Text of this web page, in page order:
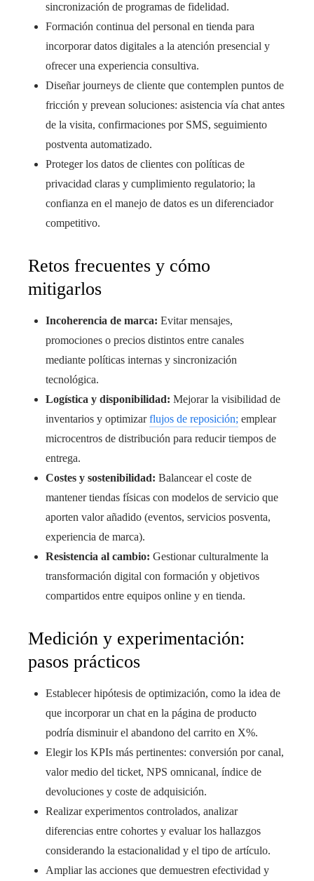
sincronización de programas de fidelidad.
Formación continua del personal en tienda para
incorporar datos digitales a la atención presencial y
ofrecer una experiencia consultiva.
Diseñar journeys de cliente que contemplen puntos de
fricción y prevean soluciones: asistencia vía chat antes
de la visita, confirmaciones por SMS, seguimiento
postventa automatizado.
Proteger los datos de clientes con políticas de
privacidad claras y cumplimiento regulatorio; la
confianza en el manejo de datos es un diferenciador
competitivo.
Retos frecuentes y cómo
mitigarlos
Incoherencia de marca: Evitar mensajes,
promociones o precios distintos entre canales
mediante políticas internas y sincronización
tecnológica.
Logística y disponibilidad: Mejorar la visibilidad de
inventarios y optimizarflujos de reposición; emplear
microcentros de distribución para reducir tiempos de
entrega.
Costes y sostenibilidad: Balancear el coste de
mantener tiendas físicas con modelos de servicio que
aporten valor añadido (eventos, servicios posventa,
experiencia de marca).
Resistencia al cambio: Gestionar culturalmente la
transformación digital con formación y objetivos
compartidos entre equipos online y en tienda.
Medición y experimentación:
pasos prácticos
Establecer hipótesis de optimización, como la idea de
que incorporar un chat en la página de producto
podría disminuir el abandono del carrito en X%.
Elegir los KPIs más pertinentes: conversión por canal,
valor medio del ticket, NPS omnicanal, índice de
devoluciones y coste de adquisición.
Realizar experimentos controlados, analizar
diferencias entre cohortes y evaluar los hallazgos
considerando la estacionalidad y el tipo de artículo.
Ampliar las acciones que demuestren efectividad y